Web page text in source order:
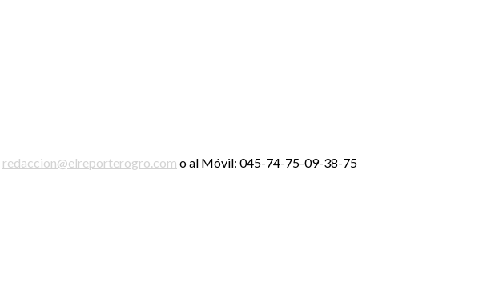
redaccion@elreporterogro.com o al Móvil: 045-74-75-09-38-75